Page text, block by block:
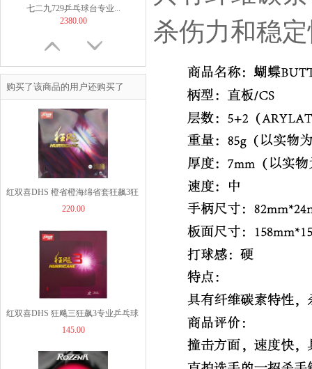
七二九729乒乓球台专业...
2380.00
TIBHAR挺拔飞舞紫金...
169.00
60.00
49.00
购买了该商品的用户还购买了
红双喜DHS 橙省橙海绵省套狂飙3狂
飚三狂飚3/省狂3反胶套胶
220.00
红双喜DHS 狂飚三狂飙3专业乒乓球
粘性反胶套胶狂飙普狂3套胶
145.00
杀伤力和稳